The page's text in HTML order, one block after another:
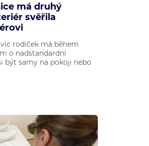
má druhý
svěřila
víc rodiček má během
o nadstandardní
být samy na pokoji nebo